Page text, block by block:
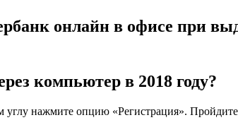
онлайн в офисе при
компьютер в 2018 году?
углу нажмите опцию «Регистрация».